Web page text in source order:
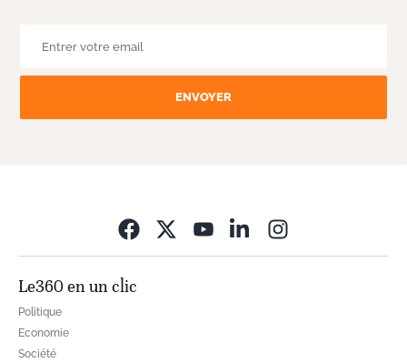
ENVOYER
Le360 en un clic
Politique
Economie
Société